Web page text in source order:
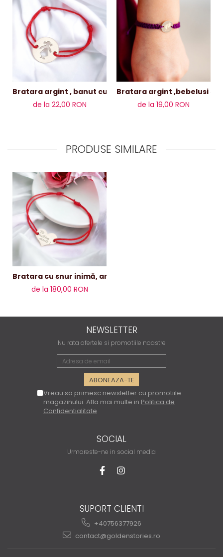
Bratara argint , banut cu decupaj fetiță
de la 22,00 RON
Bratara argint ,bebelusi si
de la 19,00 RON
PRODUSE SIMILARE
Bratara cu snur inimă, argint 15mm
de la 180,00 RON
NEWSLETTER
Nu rata ofertele si promotiile noastre
Vreau sa primesc newsletter cu promotiile
magazinului. Afla mai multe in Politica de
Confidentialitate
SOCIAL
Urmareste-ne in social media
SUPORT CLIENTI
+40756377926
contact@goldenstories.ro